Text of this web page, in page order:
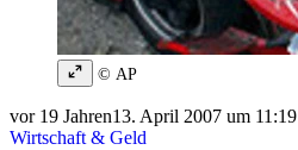
© AP
vor 19 Jahren13. April 2007 um 11:19
Wirtschaft & Geld